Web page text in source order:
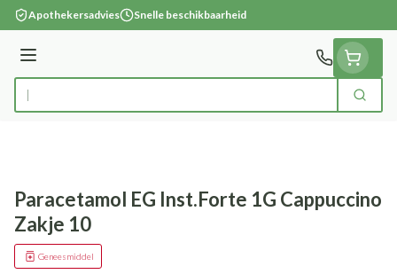
Ga naar de inhoud
Apothekersadvies Snelle beschikbaarheid
Menu
Product, merk, categorie... Zoek
Paracetamol EG Inst.Forte 1G Cappuccino
Zakje 10
Geneesmiddel